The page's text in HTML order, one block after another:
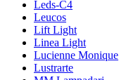
Leds-C4
Leucos
Lift Light
Linea Light
Lucienne Monique
Lustrarte